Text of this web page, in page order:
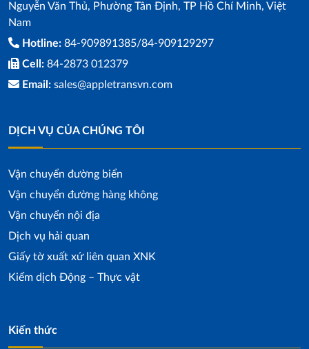
Nguyễn Văn Thủ, Phường Tân Định, TP Hồ Chí Minh, Việt
Nam
Hotline: 84-909891385/84-909129297
Cell: 84-2873 012379
Email: sales@appletransvn.com
DỊCH VỤ CỦA CHÚNG TÔI
Vận chuyển đường biển
Vận chuyển đường hàng không
Vận chuyển nội địa
Dịch vụ hải quan
Giấy tờ xuất xứ liên quan XNK
Kiểm dịch Động – Thực vật
Kiến thức